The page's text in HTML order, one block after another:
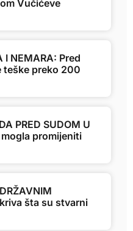
Vučićeve
I NEMARA: Pred
teške preko 200
PRED SUDOM U
promijeniti
šta su stvarni